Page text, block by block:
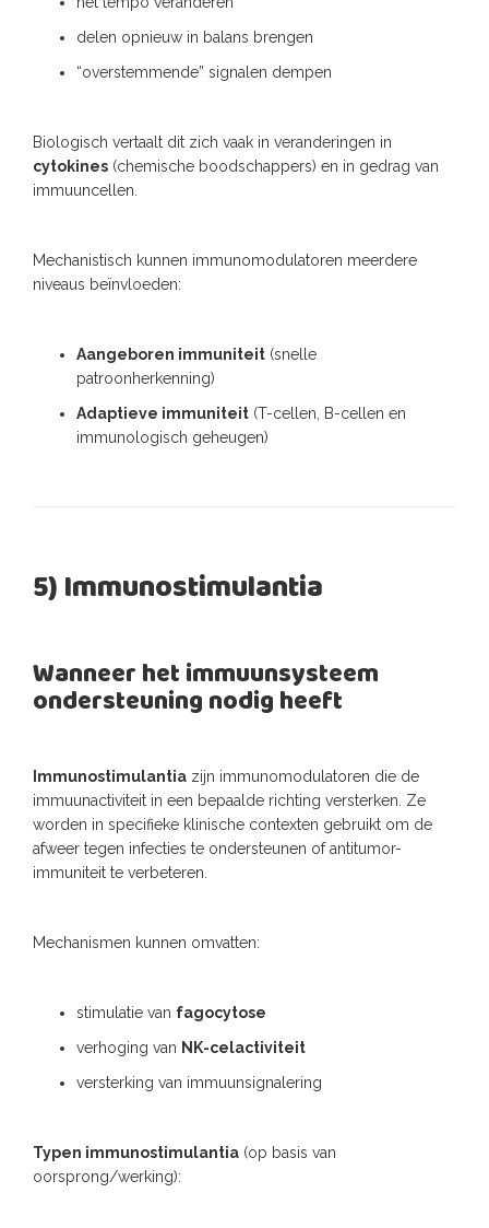
delen opnieuw in balans brengen
“overstemmende” signalen dempen
Biologisch vertaalt dit zich vaak in veranderingen in
cytokines (chemische boodschappers) en in gedrag van
immuuncellen.
Mechanistisch kunnen immunomodulatoren meerdere
niveaus beïnvloeden:
Aangeboren immuniteit (snelle
patroonherkenning)
Adaptieve immuniteit (T-cellen, B-cellen en
immunologisch geheugen)
5) Immunostimulantia
Wanneer het immuunsysteem
ondersteuning nodig heeft
Immunostimulantia zijn immunomodulatoren die de
immuunactiviteit in een bepaalde richting versterken. Ze
worden in specifieke klinische contexten gebruikt om de
afweer tegen infecties te ondersteunen of antitumor-
immuniteit te verbeteren.
Mechanismen kunnen omvatten:
stimulatie van fagocytose
verhoging van NK-celactiviteit
versterking van immuunsignalering
Typen immunostimulantia (op basis van
oorsprong/werking):